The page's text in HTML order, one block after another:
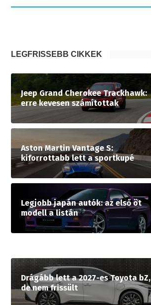
LEGFRISSEBB CIKKEK
Jeep Grand Cherokee Trackhawk:
erre kevesen számítottak
Aston Martin Vantage S:
kiforrottabb lett a sportkupé
Legjobb japán autók: az első öt
modell a listán
Drágább lett a 2027-es Toyota bZ,
de nem frissült